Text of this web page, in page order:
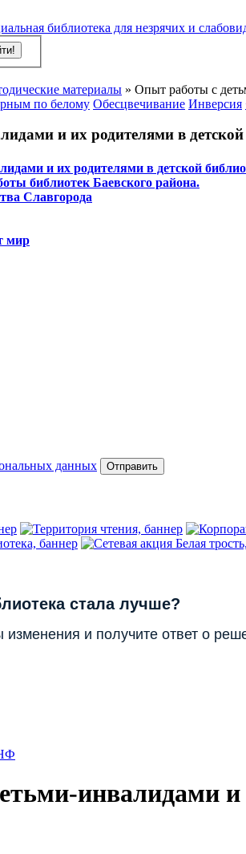
материалы » Опыт работы с
по белому Обесцвечивание Инверсия
и их родителями в
и их родителями в детской
библиотек Баевского района.
Славгорода
мир
данных
стала лучше?
и получите ответ о
инвалидами и